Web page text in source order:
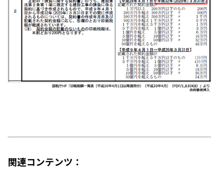
関連コンテンツ：